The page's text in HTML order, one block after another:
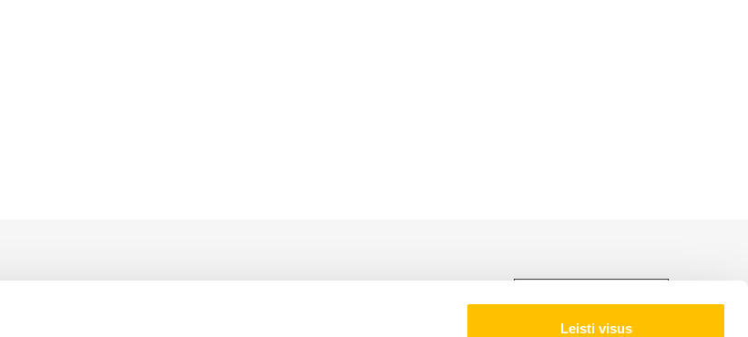
Leisti visus
teritorijā.